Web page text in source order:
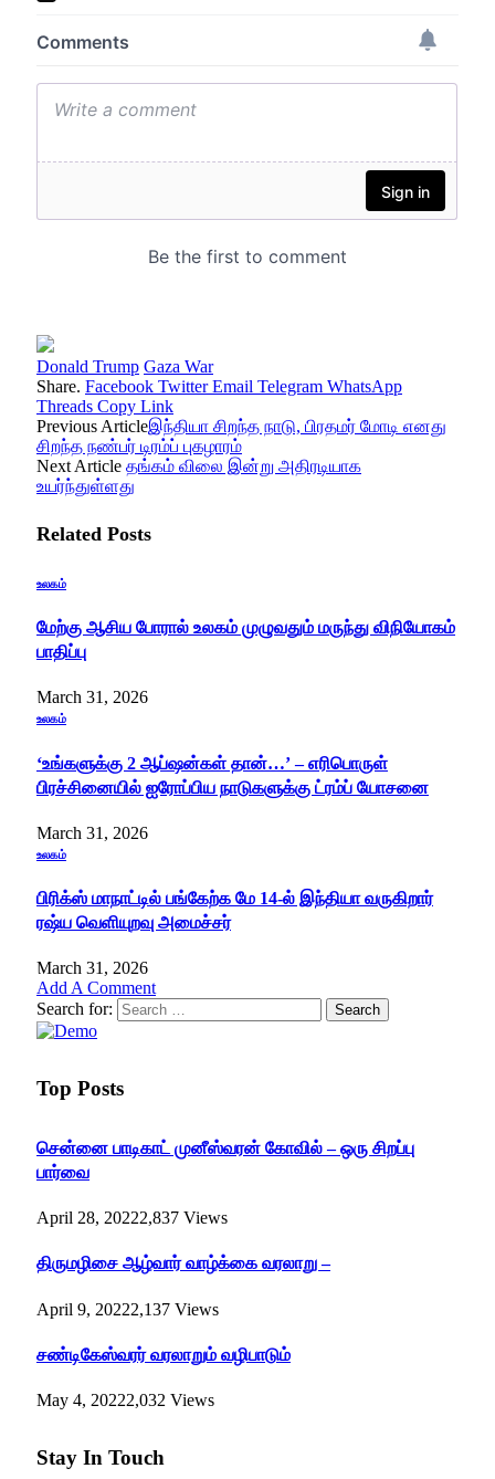
Donald Trump Gaza War
Share. Facebook Twitter Email Telegram WhatsApp
Threads Copy Link
Previous Articleஇந்தியா சிறந்த நாடு, பிரதமர் மோடி எனது
சிறந்த நண்பர் டிரம்ப் புகழாரம்
Next Article தங்கம் விலை இன்று அதிரடியாக
உயர்ந்துள்ளது
Related Posts
உலகம்
மேற்கு ஆசிய போரால் உலகம் முழுவதும் மருந்து விநியோகம்
பாதிப்பு
March 31, 2026
உலகம்
‘உங்களுக்கு 2 ஆப்ஷன்கள் தான்…’ – எரிபொருள்
பிரச்சினையில் ஐரோப்பிய நாடுகளுக்கு ட்ரம்ப் யோசனை
March 31, 2026
உலகம்
பிரிக்ஸ் மாநாட்டில் பங்கேற்க மே 14-ல் இந்தியா வருகிறார்
ரஷ்ய வெளியுறவு அமைச்சர்
March 31, 2026
Add A Comment
Search for:
Top Posts
சென்னை பாடிகாட் முனீஸ்வரன் கோவில் – ஒரு சிறப்பு
பார்வை
April 28, 20222,837 Views
திருமழிசை ஆழ்வார் வாழ்க்கை வரலாறு –
April 9, 20222,137 Views
சண்டிகேஸ்வரர் வரலாறும் வழிபாடும்
May 4, 20222,032 Views
Stay In Touch